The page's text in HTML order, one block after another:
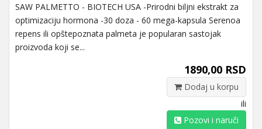
SAW PALMETTO - BIOTECH USA -Prirodni biljni ekstrakt za
optimizaciju hormona -30 doza - 60 mega-kapsula Serenoa
repens ili opštepoznata palmeta je popularan sastojak
proizvoda koji se...
1890,00 RSD
Dodaj u korpu
ili
Pozovi i naruči